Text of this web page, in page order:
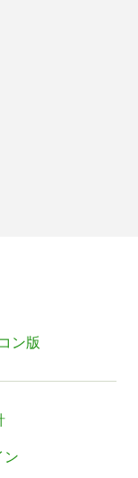
ン版
ン